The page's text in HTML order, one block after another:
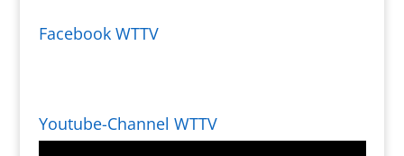
Facebook WTTV
Youtube-Channel WTTV